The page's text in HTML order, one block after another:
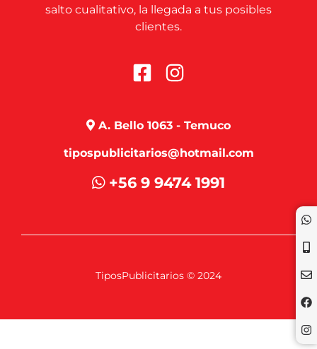
salto cualitativo, la llegada a tus posibles
clientes.
A. Bello 1063 - Temuco
tipospublicitarios@hotmail.com
+56 9 9474 1991
TiposPublicitarios © 2024